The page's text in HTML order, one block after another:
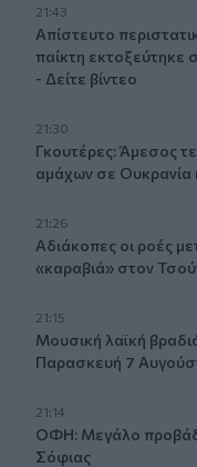
21:43
Απίστευτο
παίκτη εκτοξεύτηκε
- Δείτε βίντεο
21:30
Γκουτέρες: Άμεσος
αμάχων σε Ουκρανία
21:26
Αδιάκοπες οι ροές
«καραβιά» στον
21:15
Μουσική λαϊκή
Παρασκευή 7
21:14
ΟΦΗ: Μεγάλο
Σόφιας